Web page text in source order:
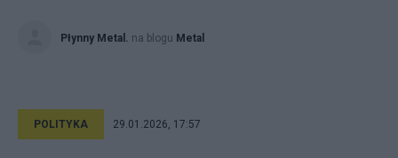
Płynny Metal. na blogu Metal
POLITYKA 29.01.2026, 17:57